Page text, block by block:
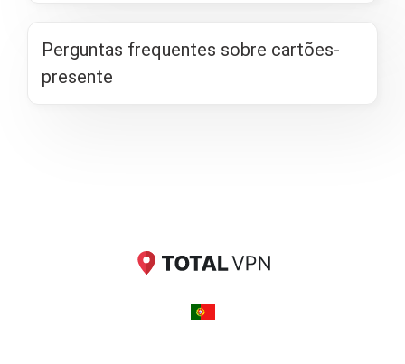
Perguntas frequentes sobre cartões-
presente